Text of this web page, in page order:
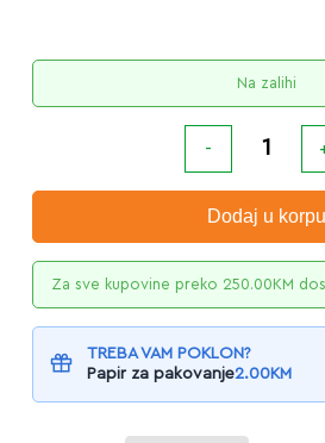
Na zalihi
Dodaj u korpu
Za sve kupovine preko 250.00KM
TREBA VAM POKLON?
Papir za pakovanje2.00KM